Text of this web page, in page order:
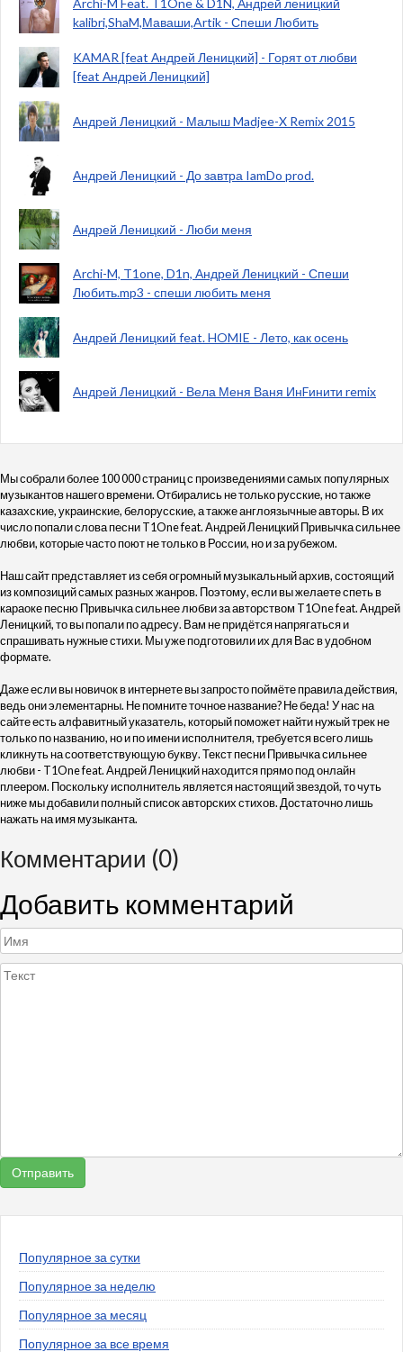
Archi-M Feat. T1One & D1N, Андрей леницкий
kalibri,ShaM,Маваши,Artik - Спеши Любить
KAMAR [feat Андрей Леницкий] - Горят от любви
[feat Андрей Леницкий]
Андрей Леницкий - Малыш Madjee-X Remix 2015
Андрей Леницкий - До завтра IamDo prod.
Андрей Леницкий - Люби меня
Archi-M, T1one, D1n, Андрей Леницкий - Спеши
Любить.mp3 - спеши любить меня
Андрей Леницкий feat. HOMIE - Лето, как осень
Андрей Леницкий - Вела Меня Ваня ИнFинити remix
Мы собрали более 100 000 страниц с произведениями самых популярных
музыкантов нашего времени. Отбирались не только русские, но также
казахские, украинские, белорусские, а также англоязычные авторы. В их
число попали слова песни T1One feat. Андрей Леницкий Привычка сильнее
любви, которые часто поют не только в России, но и за рубежом.
Наш сайт представляет из себя огромный музыкальный архив, состоящий
из композиций самых разных жанров. Поэтому, если вы желаете спеть в
караоке песню Привычка сильнее любви за авторством T1One feat. Андрей
Леницкий, то вы попали по адресу. Вам не придётся напрягаться и
спрашивать нужные стихи. Мы уже подготовили их для Вас в удобном
формате.
Даже если вы новичок в интернете вы запросто поймёте правила действия,
ведь они элементарны. Не помните точное название? Не беда! У нас на
сайте есть алфавитный указатель, который поможет найти нужый трек не
только по названию, но и по имени исполнителя, требуется всего лишь
кликнуть на соответствующую букву. Текст песни Привычка сильнее
любви - T1One feat. Андрей Леницкий находится прямо под онлайн
плеером. Поскольку исполнитель является настоящий звездой, то чуть
ниже мы добавили полный список авторских стихов. Достаточно лишь
нажать на имя музыканта.
Комментарии (0)
Добавить комментарий
Популярное за сутки
Популярное за неделю
Популярное за месяц
Популярное за все время